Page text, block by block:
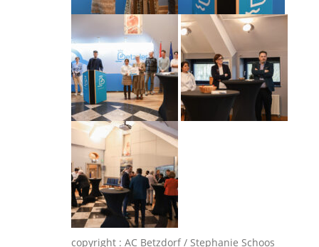
copyright : AC Betzdorf / Stephanie Schoos